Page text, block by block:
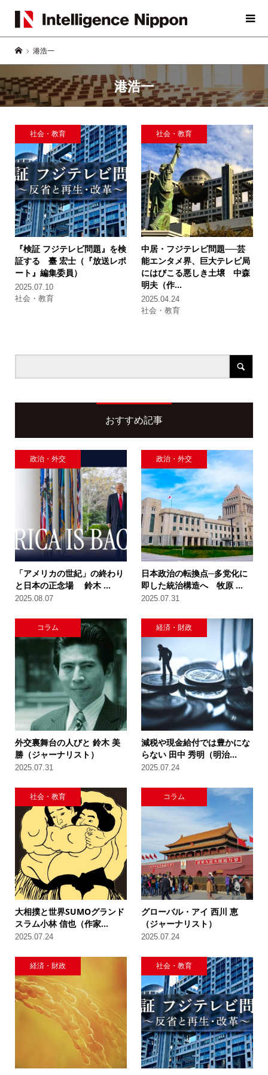
港浩一
港浩一
社会・教育
『検証 フジテレビ問題』を検
証する 臺 宏士（『放送レポ
ート』編集委員）
2025.07.10
社会・教育
社会・教育
中居・フジテレビ問題──芸
能エンタメ界、巨大テレビ局
にはびこる悪しき土壌 中森
明夫（作...
2025.04.24
社会・教育
おすすめ記事
政治・外交
「アメリカの世紀」の終わり
と日本の正念場 鈴木 ...
2025.08.07
政治・外交
日本政治の転換点─多党化に
即した統治構造へ 牧原 ...
2025.07.31
コラム
外交裏舞台の人びと 鈴木 美
勝（ジャーナリスト）
2025.07.31
経済・財政
減税や現金給付では豊かにな
らない 田中 秀明（明治...
2025.07.24
社会・教育
大相撲と世界SUMOグランド
スラム小林 信也（作家...
2025.07.24
コラム
グローバル・アイ 西川 恵
（ジャーナリスト）
2025.07.24
経済・財政 社会・教育